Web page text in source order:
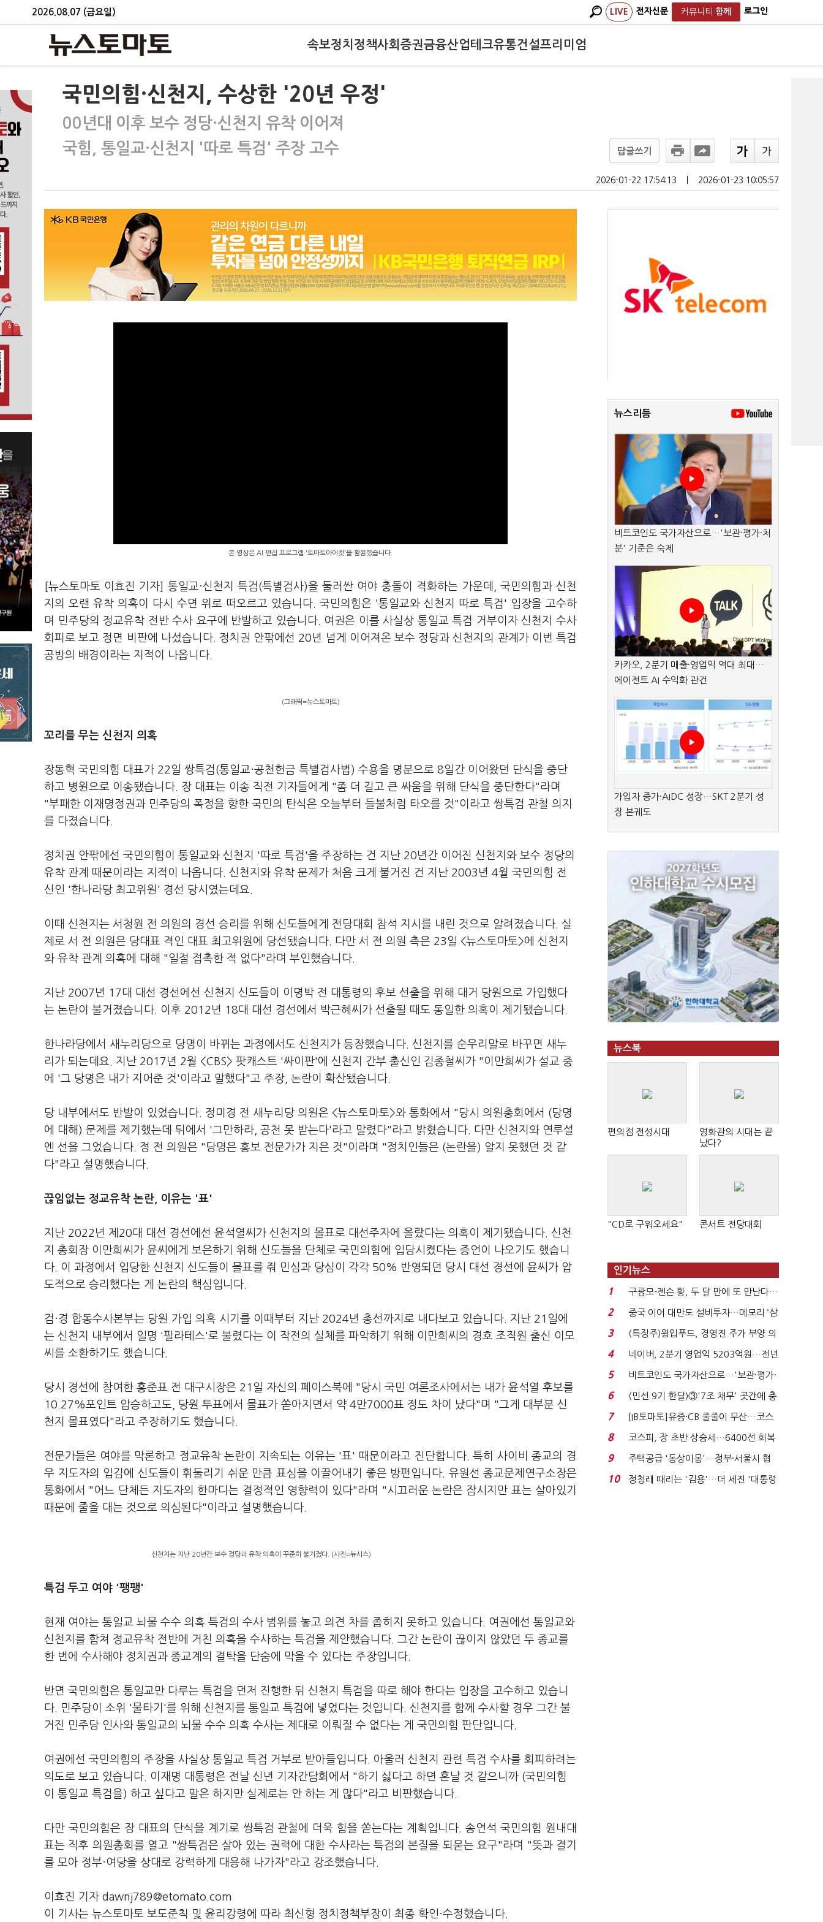
2026.08.07 (금요일) LIVE 전자신문 커뮤니티 함께 로그인
속보정치 정책사회 증권금융산업테크유통건설프리미엄
국민의힘·신천지, 수상한 '20년 우정'
00년대 이후 보수 정당·신천지 유착 이어져
국힘, 통일교·신천지 '따로 특검' 주장 고수
답글쓰기
2026-01-22 17:54:13 2026-01-23 10:05:57
본 영상은 AI 편집 프로그램 '토마토아이컷'을 활용했습니다.
[뉴스토마토 이효진 기자] 통일교·신천지 특검(특별검사)을 둘러싼 여야 충돌이 격화하는 가운데, 국민의힘과 신천
지의 오랜 유착 의혹이 다시 수면 위로 떠오르고 있습니다. 국민의힘은 '통일교와 신천지 따로 특검' 입장을 고수하
며 민주당의 정교유착 전반 수사 요구에 반발하고 있습니다. 여권은 이를 사실상 통일교 특검 거부이자 신천지 수사
회피로 보고 정면 비판에 나섰습니다. 정치권 안팎에선 20년 넘게 이어져온 보수 정당과 신천지의 관계가 이번 특검
공방의 배경이라는 지적이 나옵니다.
(그래픽=뉴스토마토)
꼬리를 무는 신천지 의혹
장동혁 국민의힘 대표가 22일 쌍특검(통일교·공천헌금 특별검사법) 수용을 명분으로 8일간 이어왔던 단식을 중단
하고 병원으로 이송됐습니다. 장 대표는 이송 직전 기자들에게 "좀 더 길고 큰 싸움을 위해 단식을 중단한다"라며
"부패한 이재명정권과 민주당의 폭정을 향한 국민의 탄식은 오늘부터 들불처럼 타오를 것"이라고 쌍특검 관철 의지
를 다졌습니다.
정치권 안팎에선 국민의힘이 통일교와 신천지 '따로 특검'을 주장하는 건 지난 20년간 이어진 신천지와 보수 정당의
유착 관계 때문이라는 지적이 나옵니다. 신천지와 유착 문제가 처음 크게 불거진 건 지난 2003년 4월 국민의힘 전
신인 '한나라당 최고위원' 경선 당시였는데요.
이때 신천지는 서청원 전 의원의 경선 승리를 위해 신도들에게 전당대회 참석 지시를 내린 것으로 알려졌습니다. 실
제로 서 전 의원은 당대표 격인 대표 최고위원에 당선됐습니다. 다만 서 전 의원 측은 23일 <뉴스토마토>에 신천지
와 유착 관계 의혹에 대해 "일절 접촉한 적 없다"라며 부인했습니다.
지난 2007년 17대 대선 경선에선 신천지 신도들이 이명박 전 대통령의 후보 선출을 위해 대거 당원으로 가입했다
는 논란이 불거졌습니다. 이후 2012년 18대 대선 경선에서 박근혜씨가 선출될 때도 동일한 의혹이 제기됐습니다.
한나라당에서 새누리당으로 당명이 바뀌는 과정에서도 신천지가 등장했습니다. 신천지를 순우리말로 바꾸면 새누
리가 되는데요. 지난 2017년 2월 <CBS> 팟캐스트 '싸이판'에 신천지 간부 출신인 김종철씨가 "이만희씨가 설교 중
에 '그 당명은 내가 지어준 것'이라고 말했다"고 주장, 논란이 확산됐습니다.
당 내부에서도 반발이 있었습니다. 정미경 전 새누리당 의원은 <뉴스토마토>와 통화에서 "당시 의원총회에서 (당명
에 대해) 문제를 제기했는데 뒤에서 '그만하라, 공천 못 받는다'라고 말렸다"라고 밝혔습니다. 다만 신천지와 연루설
엔 선을 그었습니다. 정 전 의원은 "당명은 홍보 전문가가 지은 것"이라며 "정치인들은 (논란을) 알지 못했던 것 같
다"라고 설명했습니다.
끊임없는 정교유착 논란, 이유는 '표'
지난 2022년 제20대 대선 경선에선 윤석열씨가 신천지의 몰표로 대선주자에 올랐다는 의혹이 제기됐습니다. 신천
지 총회장 이만희씨가 윤씨에게 보은하기 위해 신도들을 단체로 국민의힘에 입당시켰다는 증언이 나오기도 했습니
다. 이 과정에서 입당한 신천지 신도들이 몰표를 줘 민심과 당심이 각각 50% 반영되던 당시 대선 경선에 윤씨가 압
도적으로 승리했다는 게 논란의 핵심입니다.
검 ·경 합동수사본부는 당원 가입 의혹 시기를 이때부터 지난 2024년 총선까지로 내다보고 있습니다. 지난 21일에
는 신천지 내부에서 일명 '필라테스'로 불렸다는 이 작전의 실체를 파악하기 위해 이만희씨의 경호 조직원 출신 이모
씨를 소환하기도 했습니다.
당시 경선에 참여한 홍준표 전 대구시장은 21일 자신의 페이스북에 "당시 국민 여론조사에서는 내가 윤석열 후보를
10.27%포인트 압승하고도, 당원 투표에서 몰표가 쏟아지면서 약 4만7000표 정도 차이 났다"며 "그게 대부분 신
천지 몰표였다"라고 주장하기도 했습니다.
전문가들은 여야를 막론하고 정교유착 논란이 지속되는 이유는 '표' 때문이라고 진단합니다. 특히 사이비 종교의 경
우 지도자의 입김에 신도들이 휘둘리기 쉬운 만큼 표심을 이끌어내기 좋은 방편입니다. 유원선 종교문제연구소장은
통화에서 "어느 단체든 지도자의 한마디는 결정적인 영향력이 있다"라며 "시끄러운 논란은 잠시지만 표는 살아있기
때문에 줄을 대는 것으로 의심된다"이라고 설명했습니다.
신천지는 지난 20년간 보수 정당과 유착 의혹이 꾸준히 불거졌다. (사진=뉴시스)
특검 두고 여야 '팽팽'
현재 여야는 통일교 뇌물 수수 의혹 특검의 수사 범위를 놓고 의견 차를 좁히지 못하고 있습니다. 여권에선 통일교와
신천지를 합쳐 정교유착 전반에 거친 의혹을 수사하는 특검을 제안했습니다. 그간 논란이 끊이지 않았던 두 종교를
한 번에 수사해야 정치권과 종교계의 결탁을 단숨에 막을 수 있다는 주장입니다.
반면 국민의힘은 통일교만 다루는 특검을 먼저 진행한 뒤 신천지 특검을 따로 해야 한다는 입장을 고수하고 있습니
다. 민주당이 소위 '물타기'를 위해 신천지를 통일교 특검에 넣었다는 것입니다. 신천지를 함께 수사할 경우 그간 불
거진 민주당 인사와 통일교의 뇌물 수수 의혹 수사는 제대로 이뤄질 수 없다는 게 국민의힘 판단입니다.
여권에선 국민의힘의 주장을 사실상 통일교 특검 거부로 받아들입니다. 아울러 신천지 관련 특검 수사를 회피하려는
의도로 보고 있습니다. 이재명 대통령은 전날 신년 기자간담회에서 "하기 싫다고 하면 혼날 것 같으니까 (국민의힘
이 통일교 특검을) 하고 싶다고 말은 하지만 실제로는 안 하는 게 많다"라고 비판했습니다.
다만 국민의힘은 장 대표의 단식을 계기로 쌍특검 관철에 더욱 힘을 쏟는다는 계획입니다. 송언석 국민의힘 원내대
표는 직후 의원총회를 열고 "쌍특검은 살아 있는 권력에 대한 수사라는 특검의 본질을 되묻는 요구"라며 "뜻과 결기
를 모아 정부·여당을 상대로 강력하게 대응해 나가자"라고 강조했습니다.
이효진 기자 dawnj789@etomato.com
이 기사는 뉴스토마토 보도준칙 및 윤리강령에 따라 최신형 정치정책부장이 최종 확인·수정했습니다.
뉴스리듬
비트코인도 국가자산으로…'보관·평가·처
분' 기준은 숙제
카카오, 2분기 매출·영업익 역대 최대…
에이전트 AI 수익화 관건
가입자 증가·AIDC 성장…SKT 2분기 성
장 본궤도
뉴스북
편의점 전성시대
영화관의 시대는 끝
났다?
"CD로 구워오세요" 콘서트 전당대회
인기뉴스
1
구광모-젠슨 황, 두 달 만에 또 만난다…
로봇·AI 등 논...
2
중국 이어 대만도 설비투자…메모리 ‘삼
국전쟁’
3
(특징주)윙입푸드, 경영진 주가 부양 의
지에 상한가...
4
네이버, 2분기 영업익 5203억원…전년
비 0.2% 감소...
5
비트코인도 국가자산으로…'보관·평가·
처분' 기준은 ...
6
(민선 9기 한달)③'7조 채무' 곳간에 충
격…추미애, 20년...
7
[IB토마토]유증·CB 줄줄이 무산…코스
닥 벌점 급증에 ...
8
코스피, 장 초반 상승세…6400선 회복
시도
9
주택공급 '동상이몽'…정부·서울시 협
력 없으면 '공수표'...
10
정청래 때리는 '김용'…더 세진 '대통령